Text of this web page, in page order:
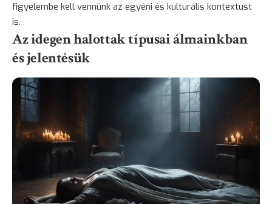
figyelembe kell vennünk az egyéni és kulturális kontextust
is.
Az idegen halottak típusai álmainkban
és jelentésük